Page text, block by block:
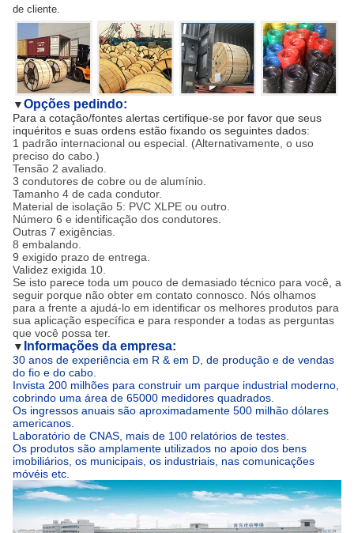
de cliente.
▼Opções pedindo:
Para a cotação/fontes alertas certifique-se por favor que seus
inquéritos e suas ordens estão fixando os seguintes dados:
1 padrão internacional ou especial. (Alternativamente, o uso
preciso do cabo.)
Tensão 2 avaliado.
3 condutores de cobre ou de alumínio.
Tamanho 4 de cada condutor.
Material de isolação 5: PVC XLPE ou outro.
Número 6 e identificação dos condutores.
Outras 7 exigências.
8 embalando.
9 exigido prazo de entrega.
Validez exigida 10.
Se isto parece toda um pouco de demasiado técnico para você, a
seguir porque não obter em contato connosco. Nós olhamos
para a frente a ajudá-lo em identificar os melhores produtos para
sua aplicação específica e para responder a todas as perguntas
que você possa ter.
▼ Informações da empresa:
30 anos de experiência em R & em D, de produção e de vendas
do fio e do cabo.
Invista 200 milhões para construir um parque industrial moderno,
cobrindo uma área de 65000 medidores quadrados.
Os ingressos anuais são aproximadamente 500 milhão dólares
americanos.
Laboratório de CNAS, mais de 100 relatórios de testes.
Os produtos são amplamente utilizados no apoio dos bens
imobiliários, os municipais, os industriais, nas comunicações
móvéis etc.